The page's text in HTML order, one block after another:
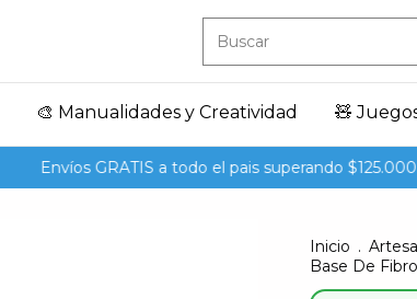
🎨 Manualidades y Creatividad 🧸
Envíos GRATIS a todo el pais superando $125.000
Inicio .
Base De